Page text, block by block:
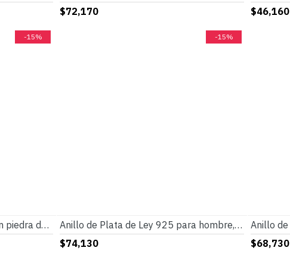
$72,170
$46,160
-15%
Anillos de plata de ley 925 con piedra de ágata para hombre y mujer, joyas de boda antiguas, joyería Punk Rock turca, regalo
-15%
Anillo de Plata de Ley 925 para hombre, anillo de piedra de ágata de ojo Natural, joyería de estilo Punk turco clásico Retro, anillo de plata con piedra
$74,130
$68,730